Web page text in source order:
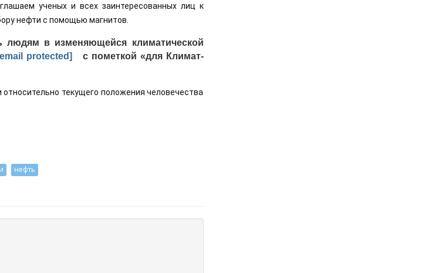
ученых и всех заинтересованных лиц к
нефти с помощью магнитов.
людям в изменяющейся климатической
protected]
с пометкой «для Климат-
текущего положения человечества
нефть